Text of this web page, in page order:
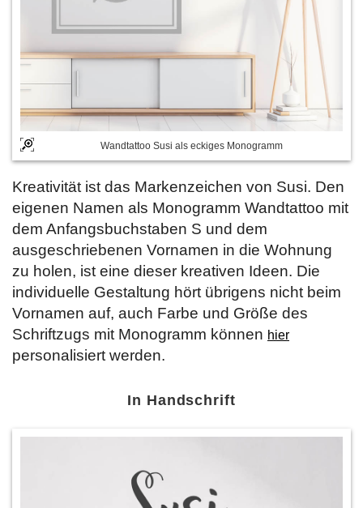
Wandtattoo Susi als eckiges Monogramm
Kreativität ist das Markenzeichen von Susi. Den
eigenen Namen als Monogramm Wandtattoo mit
dem Anfangsbuchstaben S und dem
ausgeschriebenen Vornamen in die Wohnung
zu holen, ist eine dieser kreativen Ideen. Die
individuelle Gestaltung hört übrigens nicht beim
Vornamen auf, auch Farbe und Größe des
Schriftzugs mit Monogramm können hier
personalisiert werden.
In Handschrift